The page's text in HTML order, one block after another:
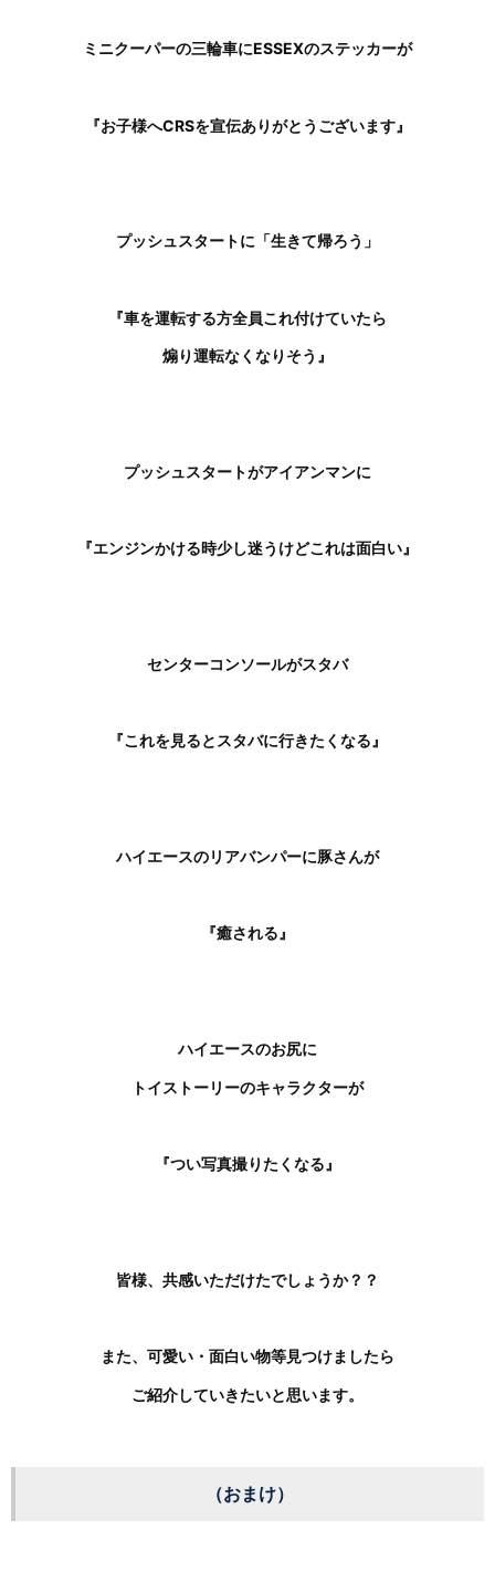
ミニクーパーの三輪車にESSEXのステッカーが
『お子様へCRSを宣伝ありがとうございます』
プッシュスタートに「生きて帰ろう」
『車を運転する方全員これ付けていたら
煽り運転なくなりそう』
プッシュスタートがアイアンマンに
『エンジンかける時少し迷うけどこれは面白い』
センターコンソールがスタバ
『これを見るとスタバに行きたくなる』
ハイエースのリアバンパーに豚さんが
『癒される』
ハイエースのお尻に
トイストーリーのキャラクターが
『つい写真撮りたくなる』
皆様、共感いただけたでしょうか？？
また、可愛い・面白い物等見つけましたら
ご紹介していきたいと思います。
（おまけ）